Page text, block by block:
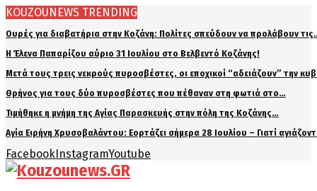
KOUZOUNEWS TRENDING
Ουρές για διαβατήρια στην Κοζάνη: Πολίτες σπεύδουν να προλάβουν
Η Έλενα Παπαρίζου αύριο 31 Ιουλίου στο Βελβεντό Κοζάνης!
Μετά τους τρεις νεκρούς πυροσβέστες, οι εποχικοί “αδειάζουν” την
Θρήνος για τους δύο πυροσβέστες που πέθαναν στη φωτιά στο…
Τιμήθηκε η μνήμη της Αγίας Παρασκευής στην πόλη της Κοζάνης…
Αγία Ειρήνη Χρυσοβαλάντου: Εορτάζει σήμερα 28 Ιουλίου – Γιατί
FacebookInstagramYoutube